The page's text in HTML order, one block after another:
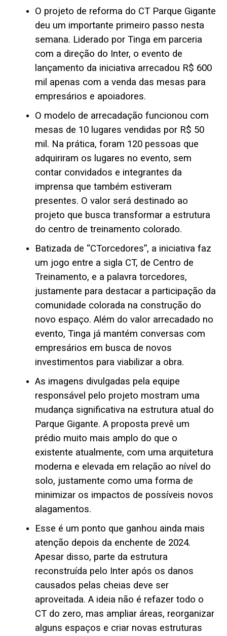
O projeto de reforma do CT Parque Gigante
deu um importante primeiro passo nesta
semana. Liderado por Tinga em parceria
com a direção do Inter, o evento de
lançamento da iniciativa arrecadou R$ 600
mil apenas com a venda das mesas para
empresários e apoiadores.
O modelo de arrecadação funcionou com
mesas de 10 lugares vendidas por R$ 50
mil. Na prática, foram 120 pessoas que
adquiriram os lugares no evento, sem
contar convidados e integrantes da
imprensa que também estiveram
presentes. O valor será destinado ao
projeto que busca transformar a estrutura
do centro de treinamento colorado.
Batizada de “CTorcedores”, a iniciativa faz
um jogo entre a sigla CT, de Centro de
Treinamento, e a palavra torcedores,
justamente para destacar a participação da
comunidade colorada na construção do
novo espaço. Além do valor arrecadado no
evento, Tinga já mantém conversas com
empresários em busca de novos
investimentos para viabilizar a obra.
As imagens divulgadas pela equipe
responsável pelo projeto mostram uma
mudança significativa na estrutura atual do
Parque Gigante. A proposta prevê um
prédio muito mais amplo do que o
existente atualmente, com uma arquitetura
moderna e elevada em relação ao nível do
solo, justamente como uma forma de
minimizar os impactos de possíveis novos
alagamentos.
Esse é um ponto que ganhou ainda mais
atenção depois da enchente de 2024.
Apesar disso, parte da estrutura
reconstruída pelo Inter após os danos
causados pelas cheias deve ser
aproveitada. A ideia não é refazer todo o
CT do zero, mas ampliar áreas, reorganizar
alguns espaços e criar novas estruturas